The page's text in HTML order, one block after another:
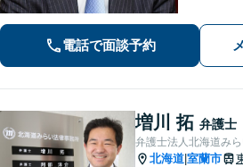
金・刑事
広く対応
しっかり
す。
電話で面談予約
増川 拓 弁護士
弁護士法人北海道み
北海道 室蘭市